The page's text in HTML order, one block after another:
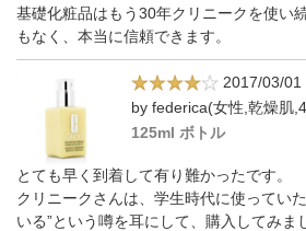
基礎化粧品はもう30年クリニークを使い
もなく、本当に信頼できます。
2017/03/01
by federica(女性,乾燥肌
125ml ボトル
とても早く到着して有り難かったです。
クリニークさんは、学生時代に使ってい
いる”という噂を耳にして、購入してみま